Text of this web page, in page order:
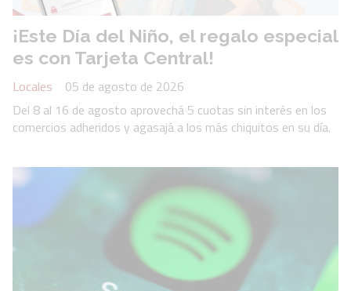
¡Este Día del Niño, el regalo especial
es con Tarjeta Central!
Locales
05 de agosto de 2026
Del 8 al 16 de agosto aprovechá 5 cuotas sin interés en los
comercios adheridos y agasajá a los más chiquitos en su día.